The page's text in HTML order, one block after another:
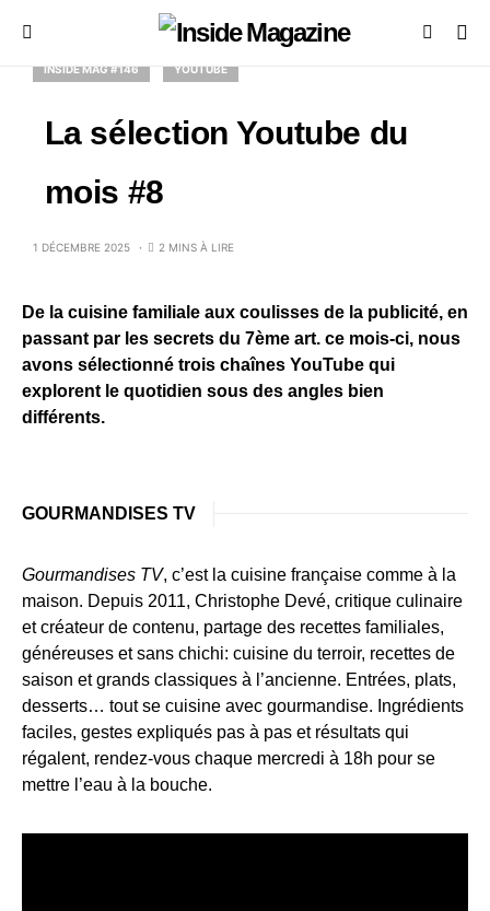
INSIDE MAG #146 YOUTUBE
La sélection Youtube du
mois #8
1 DÉCEMBRE 2025 2 MINS À LIRE
De la cuisine familiale aux coulisses de la publicité, en
passant par les secrets du 7ème art. ce mois-ci, nous
avons sélectionné trois chaînes YouTube qui
explorent le quotidien sous des angles bien
différents.
GOURMANDISES TV
Gourmandises TV, c’est la cuisine française comme à la
maison. Depuis 2011, Christophe Devé, critique culinaire
et créateur de contenu, partage des recettes familiales,
généreuses et sans chichi: cuisine du terroir, recettes de
saison et grands classiques à l’ancienne. Entrées, plats,
desserts… tout se cuisine avec gourmandise. Ingrédients
faciles, gestes expliqués pas à pas et résultats qui
régalent, rendez-vous chaque mercredi à 18h pour se
mettre l’eau à la bouche.